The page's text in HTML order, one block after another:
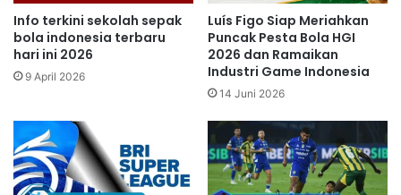
Info terkini sekolah sepak
bola indonesia terbaru
hari ini 2026
9 April 2026
Luís Figo Siap Meriahkan
Puncak Pesta Bola HGI
2026 dan Ramaikan
Industri Game Indonesia
14 Juni 2026